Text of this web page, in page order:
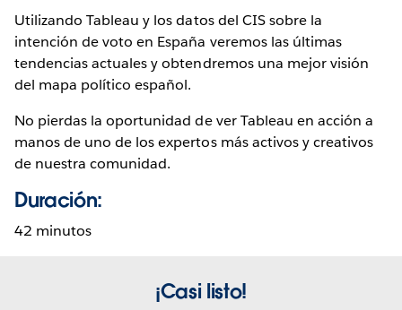
Utilizando Tableau y los datos del CIS sobre la
intención de voto en España veremos las últimas
tendencias actuales y obtendremos una mejor visión
del mapa político español.
No pierdas la oportunidad de ver Tableau en acción a
manos de uno de los expertos más activos y creativos
de nuestra comunidad.
Duración:
42 minutos
¡Casi listo!